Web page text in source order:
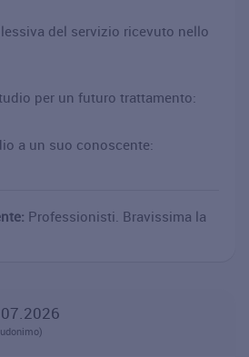
del servizio ricevuto nello
per un futuro trattamento:
a un suo conoscente:
Professionisti. Bravissima la